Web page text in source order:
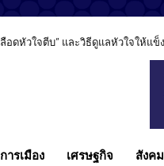
อดหัวใจตีบ” และวิธีดูแลหัวใจให้แข็
การเมือง เศรษฐกิจ สังคม